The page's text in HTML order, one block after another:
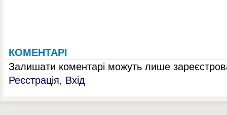
КОМЕНТАРІ
Залишати коментарі можуть лише
Реєстрація, Вхід